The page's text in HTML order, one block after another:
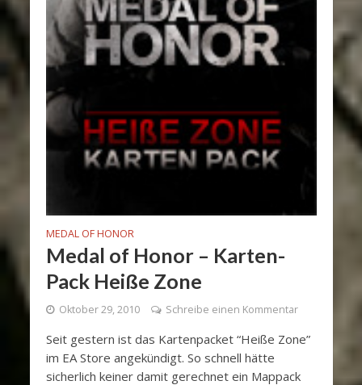
MEDAL OF HONOR
Medal of Honor – Karten-
Pack Heiße Zone
Oktober 29, 2010 Schreibe einen Kommentar
Seit gestern ist das Kartenpacket “Heiße Zone”
im EA Store angekündigt. So schnell hätte
sicherlich keiner damit gerechnet ein Mappack